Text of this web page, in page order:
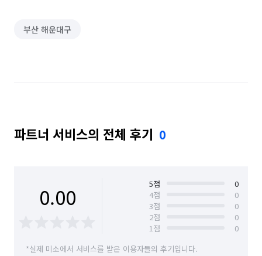
부산 해운대구
파트너 서비스의 전체 후기 0
0.00 5점
0
4점
0
3점
0
2점
0
1점
0
*실제 미소에서 서비스를 받은 이용자들의 후기입니다.